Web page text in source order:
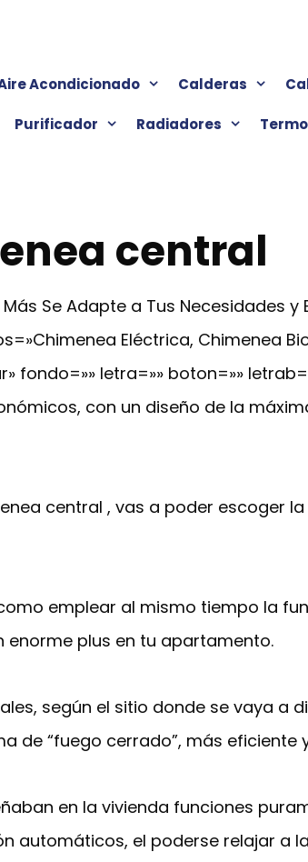
Acondicionado Calderas
Purificador Radiadores
central
Se Adapte a Tus Necesidades
Eléctrica, Chimenea
fondo=»» letra=»» boton=»»
con un diseño de la
central , vas a poder escoger
emplear al mismo tiempo la
enorme plus en tu apartamento.
según el sitio donde se vaya a
de “fuego cerrado”, más eficiente
en la vivienda funciones
automáticos, el poderse relajar a